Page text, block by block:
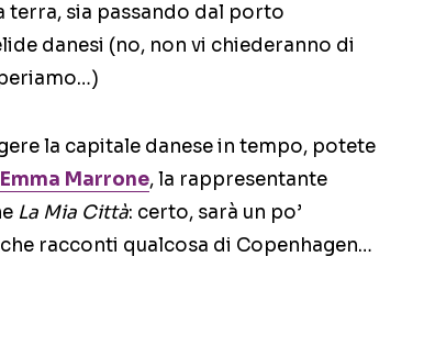
terra, sia passando dal porto
danesi (no, non vi chiederanno di
la capitale danese in tempo, potete
Marrone, la rappresentante
La Mia Città: certo, sarà un po’
racconti qualcosa di Copenhagen…